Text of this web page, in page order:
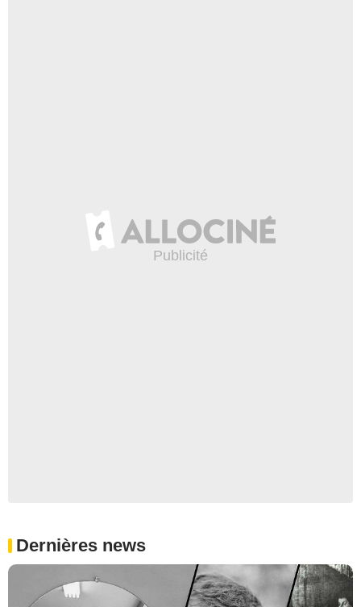
Dernières news